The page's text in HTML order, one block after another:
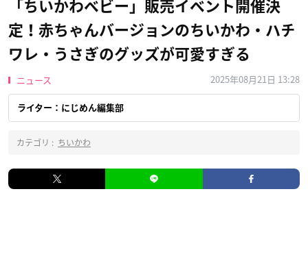
「ちいかわベビー」販売イベント開催決
定！赤ちゃんバージョンのちいかわ・ハチ
ワレ・うさぎのグッズが可愛すぎる
ニュース 2025年08月21日 13:28
ライター：にじめん編集部
カテゴリ : ちいかわ